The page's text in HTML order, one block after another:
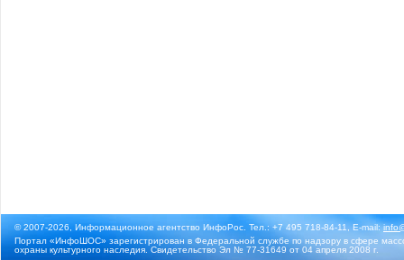
© 2007-2026, Информационное агентство ИнфоРос. Тел.: +7 495 718-84-11, E-mail:
Портал «ИнфоШОС» зарегистрирован в Федеральной службе по надзору в сфере
охраны культурного наследия. Свидетельство Эл № 77-31649 от 04 апреля 2008 г.